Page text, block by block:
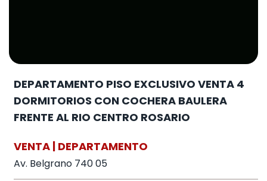
DEPARTAMENTO PISO EXCLUSIVO VENTA 4
DORMITORIOS CON COCHERA BAULERA
FRENTE AL RIO CENTRO ROSARIO
VENTA | DEPARTAMENTO
Av. Belgrano 740 05